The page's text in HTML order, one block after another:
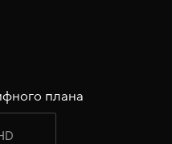
плана